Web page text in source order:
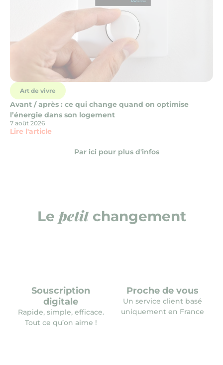
Art de vivre
Avant / après : ce qui change quand on optimise
l’énergie dans son logement
7 août 2026
Lire l'article
Par ici pour plus d'infos
Le petitchangement
Souscription
digitale
Rapide, simple, efficace.
Tout ce qu’on aime !
Proche de vous
Un service client basé
uniquement en France